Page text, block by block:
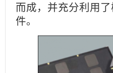
而成，并充分利用
件。